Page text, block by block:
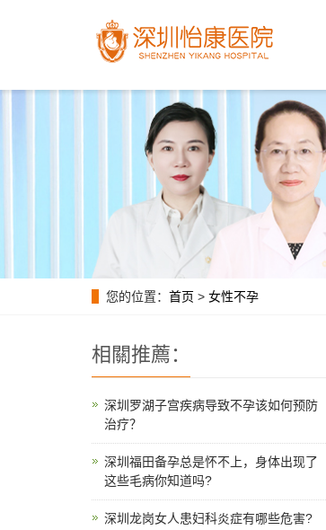
您的位置： 首页 > 女性不孕
相關推薦：
深圳罗湖子宫疾病导致不孕该如何预防
治疗？
深圳福田备孕总是怀不上，身体出现了
这些毛病你知道吗?
深圳龙岗女人患妇科炎症有哪些危害?